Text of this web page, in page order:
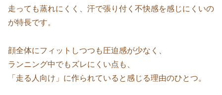
走っても蒸れにくく、汗で張り付く不快感を感じにくいの
が特長です。
顔全体にフィットしつつも圧迫感が少なく、
ランニング中でもズレにくい点も、
「走る人向け」に作られていると感じる理由のひとつ。